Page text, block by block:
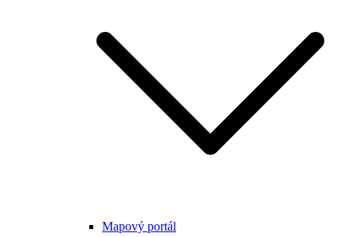
Mapový portál